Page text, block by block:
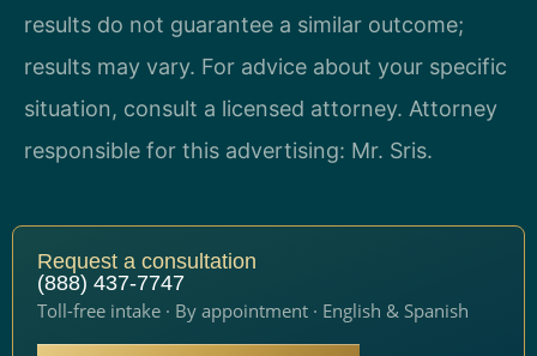
results do not guarantee a similar outcome;
results may vary. For advice about your specific
situation, consult a licensed attorney. Attorney
responsible for this advertising: Mr. Sris.
Request a consultation
(888) 437-7747
Toll-free intake · By appointment · English & Spanish